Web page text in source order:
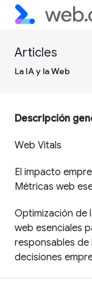
Articles
La IA y la Web
Descripción
Web Vitals
El impacto
Métricas web
Optimización de
web esenciales
responsables de
decisiones